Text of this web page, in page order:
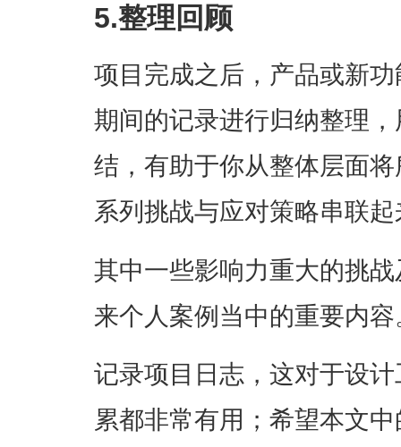
5.整理回顾
项目完成之后，产品或新
期间的记录进行归纳整理
结，有助于你从整体层面
系列挑战与应对策略串联
其中一些影响力重大的挑
来个人案例当中的重要内容
记录项目日志，这对于设
累都非常有用；希望本文